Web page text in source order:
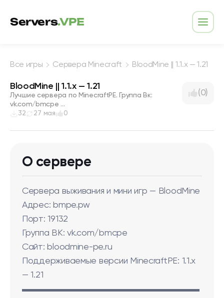
Servers.VPE
Все игры Сервера Minecraft BloodMine || 1.1.x — 1.21
BloodMine || 1.1.x — 1.21
Лучшие сервера по MinecraftPE. Группа Вк:
vk.com/bmcpe ...
32
27 мая 0
(0)
О сервере
Сервера выживания и мини игр — BloodMine
Адрес: bmpe.pw
Порт: 19132
Группа ВК: vk.com/bmcpe
Сайт: bloodmine-pe.ru
Поддерживаемые версии MinecraftPE: 1.1.x
— 1.21
▬▬▬▬▬▬▬▬▬▬▬▬▬▬▬▬▬▬▬▬